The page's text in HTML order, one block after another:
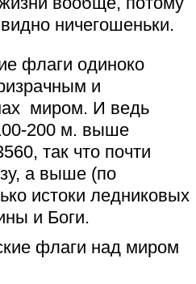
ничегошеньки.
флаги одиноко
и
миром. И ведь
200 м. выше
так что почти
а выше (по
истоки ледниковых
и Боги.